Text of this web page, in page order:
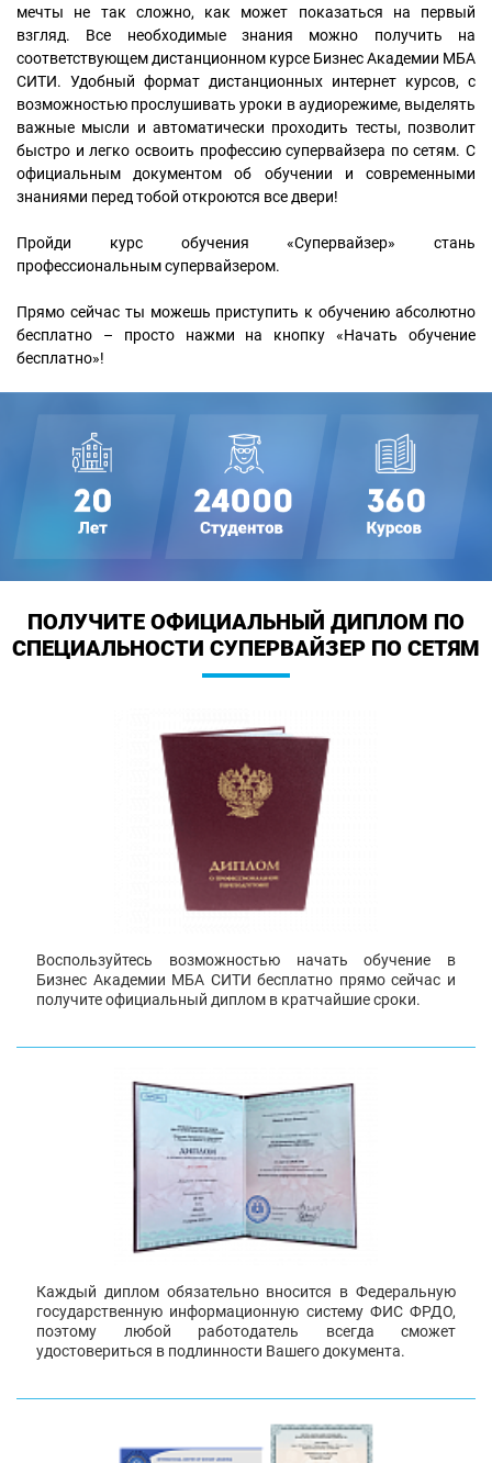
мечты не так сложно, как может показаться на первый
взгляд. Все необходимые знания можно получить на
соответствующем дистанционном курсе Бизнес Академии МБА
СИТИ. Удобный формат дистанционных интернет курсов, с
возможностью прослушивать уроки в аудиорежиме, выделять
важные мысли и автоматически проходить тесты, позволит
быстро и легко освоить профессию супервайзера по сетям. С
официальным документом об обучении и современными
знаниями перед тобой откроются все двери!
Пройди курс обучения «Супервайзер» стань
профессиональным супервайзером.
Прямо сейчас ты можешь приступить к обучению абсолютно
бесплатно – просто нажми на кнопку «Начать обучение
бесплатно»!
ПОЛУЧИТЕ ОФИЦИАЛЬНЫЙ ДИПЛОМ ПО
СПЕЦИАЛЬНОСТИ СУПЕРВАЙЗЕР ПО СЕТЯМ
Воспользуйтесь возможностью начать обучение в
Бизнес Академии МБА СИТИ бесплатно прямо сейчас и
получите официальный диплом в кратчайшие сроки.
Каждый диплом обязательно вносится в Федеральную
государственную информационную систему ФИС ФРДО,
поэтому любой работодатель всегда сможет
удостовериться в подлинности Вашего документа.